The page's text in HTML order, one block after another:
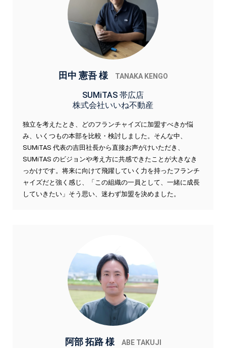
田中 憲吾 様 TANAKA KENGO
SUMiTAS 帯広店
株式会社いいね不動産
独立を考えたとき、どのフランチャイズに加盟すべきか悩
み、いくつもの本部を比較・検討しました。そんな中、
SUMiTAS 代表の吉田社長から直接お声がけいただき、
SUMiTAS のビジョンや考え方に共感できたことが大きなき
っかけです。将来に向けて飛躍していく力を持ったフランチ
ャイズだと強く感じ、「この組織の一員として、一緒に成長
していきたい」そう思い、迷わず加盟を決めました。
阿部 拓路 様 ABE TAKUJI